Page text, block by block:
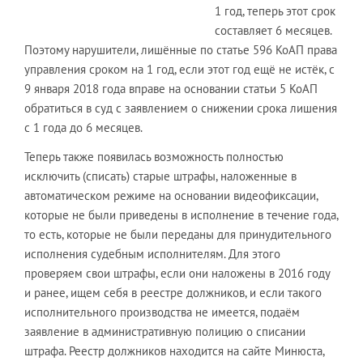
1 год, теперь этот срок
составляет 6 месяцев.
Поэтому нарушители, лишённые по статье 596 КоАП права
управления сроком на 1 год, если этот год ещё не истёк, с
9 января 2018 года вправе на основании статьи 5 КоАП
обратиться в суд с заявлением о снижении срока лишения
с 1 года до 6 месяцев.
Теперь также появилась возможность полностью
исключить (списать) старые штрафы, наложенные в
автоматическом режиме на основании видеофиксации,
которые не были приведены в исполнение в течение года,
то есть, которые не были переданы для принудительного
исполнения судебным исполнителям. Для этого
проверяем свои штрафы, если они наложены в 2016 году
и ранее, ищем себя в реестре должников, и если такого
исполнительного производства не имеется, подаём
заявление в административную полицию о списании
штрафа. Реестр должников находится на сайте Минюста,